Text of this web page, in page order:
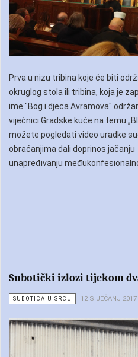
Prva u nizu tribina koje će biti
okruglog stola ili tribina, koja je
ime "Bog i djeca Avramova"
vijećnici Gradske kuće na temu
možete pogledati video uradke
obraćanjima dali doprinos
unapređivanju
Subotički izlozi tijekom
SUBOTICA U SRCU 12 SIJEČANJ 2017